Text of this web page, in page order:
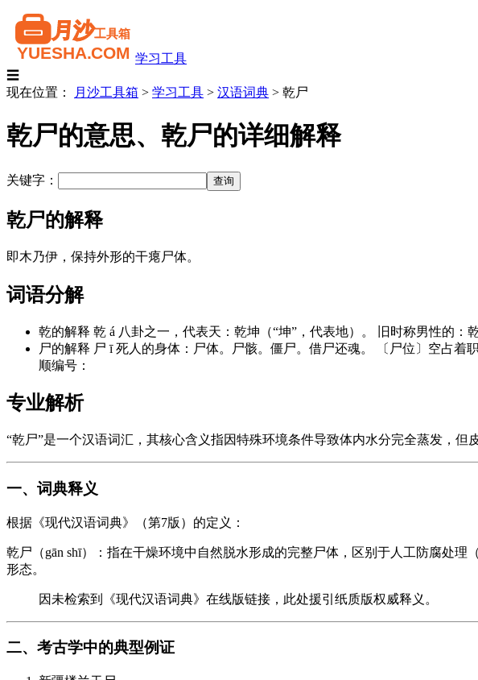
学习工具
☰
现在位置：
月沙工具箱 > 学习工具 > 汉语词典 > 乾尸
乾尸的意思、乾尸的详细解释
关键字：
乾尸的解释
即木乃伊，保持外形的干瘪尸体。
词语分解
乾的解释 乾 á 八卦之一，代表天：乾坤（“坤”，代表地）。 旧时称男性的：
尸的解释 尸 ī 死人的身体：尸体。尸骸。僵尸。借尸还魂。 〔尸位〕空占
顺编号：
专业解析
“乾尸”是一个汉语词汇，其核心含义指因特殊环境条件导致体内水分完全蒸发，
一、词典释义
根据《现代汉语词典》（第7版）的定义：
乾尸（gān shī）：指在干燥环境中自然脱水形成的完整尸体，区别于人工防腐处
形态。
因未检索到《现代汉语词典》在线版链接，此处援引纸质版权威释义。
二、考古学中的典型例证